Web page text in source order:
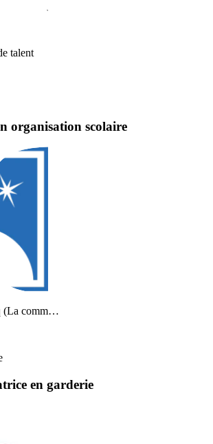
talent
organisation scolaire
(La comm…
en garderie